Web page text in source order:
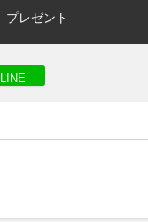
プレゼント
LINE